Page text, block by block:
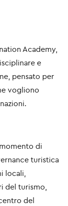
Academy,
e
, pensato per
vogliono
di
turistica
locali,
del turismo,
del